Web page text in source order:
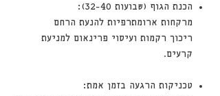
הכנת הגוף (שבועות 32-40):
מרקחות ארומתרפיות להנעת הרחם
ריכוך רקמות ועיסוי פרינאום למניעת
קרעים.
טכניקות הרגעה בזמן אמת: